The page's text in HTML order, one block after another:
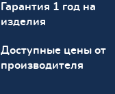
Гарантия 1 год на
изделия
Доступные цены от
производителя